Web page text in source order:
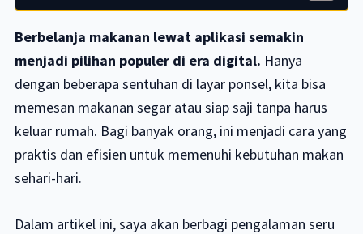
Berbelanja makanan lewat aplikasi semakin
menjadi pilihan populer di era digital. Hanya
dengan beberapa sentuhan di layar ponsel, kita bisa
memesan makanan segar atau siap saji tanpa harus
keluar rumah. Bagi banyak orang, ini menjadi cara yang
praktis dan efisien untuk memenuhi kebutuhan makan
sehari-hari.
Dalam artikel ini, saya akan berbagi pengalaman seru